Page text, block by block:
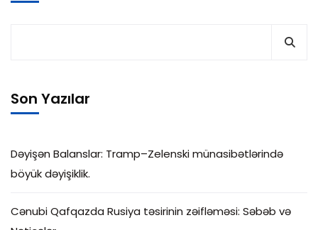
Son Yazılar
Dəyişən Balanslar: Tramp–Zelenski münasibətlərində
böyük dəyişiklik.
Cənubi Qafqazda Rusiya təsirinin zəifləməsi: Səbəb və